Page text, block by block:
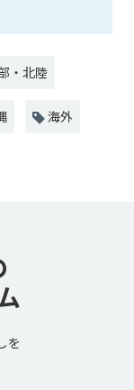
・北陸
海外
を